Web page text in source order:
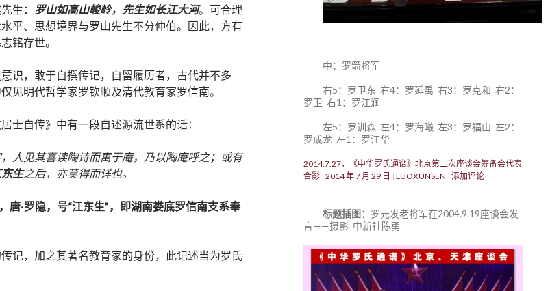
生：
罗山如高山峻岭，先生如长江大河。可合理
平、思想境界与罗山先生不分仲伯。因此，方有
铭存世。
识，敢于自撰传记，自留履历者，古代并不多
见明代哲学家罗钦顺及清代教育家罗信南。
士自传》中有一段自述源流世系的话：
人见其喜读陶诗而寓于庵，乃以陶庵呼之；或有
生之后，亦莫得而详也。
唐·罗隐，号“江东生”，即湖南娄底罗信南支系奉
记，加之其著名教育家的身份，此记述当为罗氏
中：罗箭将军
右5：罗卫东 右4：罗延禹 右3：罗克和 右2：
罗卫 右1：罗江润
左5：罗训森 左4：罗海曦 左3：罗福山 左2：
罗成龙 左1：罗江华
2014.7.27，《中华罗氏通谱》北京第二次座谈会筹备会代表
合影 2014 年 7 月 29 日 LUOXUNSEN 添加评论
标题插图： 罗元发老将军在2004.9.19座谈会发
言——摄影 中新社陈勇